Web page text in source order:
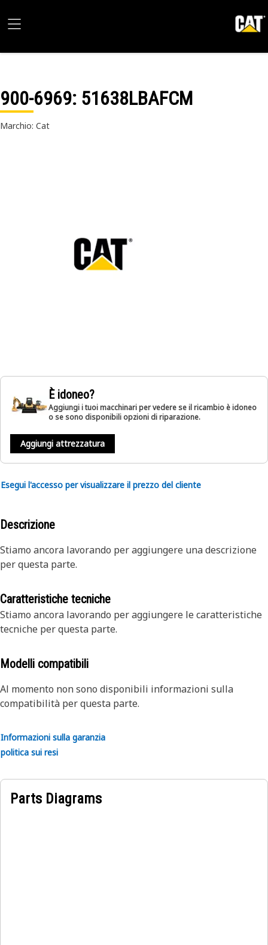
900-6969: 51638LBAFCM
Marchio: Cat
È idoneo?
Aggiungi i tuoi macchinari per vedere se il ricambio è idoneo
o se sono disponibili opzioni di riparazione.
Aggiungi attrezzatura
Esegui l'accesso per visualizzare il prezzo del cliente
Descrizione
Stiamo ancora lavorando per aggiungere una descrizione
per questa parte.
Caratteristiche tecniche
Stiamo ancora lavorando per aggiungere le caratteristiche
tecniche per questa parte.
Modelli compatibili
Al momento non sono disponibili informazioni sulla
compatibilità per questa parte.
Informazioni sulla garanzia
politica sui resi
Parts Diagrams